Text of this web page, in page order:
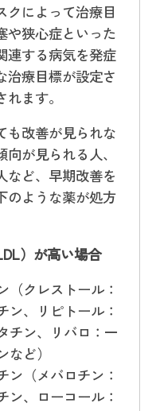
クによって治療目
や狭心症といった
連する病気を発症
治療目標が設定さ
ます。
も改善が見られな
が見られる人、
など、早期改善を
のような薬が処方
）が高い場合
（クレストール：
ン、リピトール：
チン、リバロ：一
ど）
ン（メバロチン：
ン、ローコール：